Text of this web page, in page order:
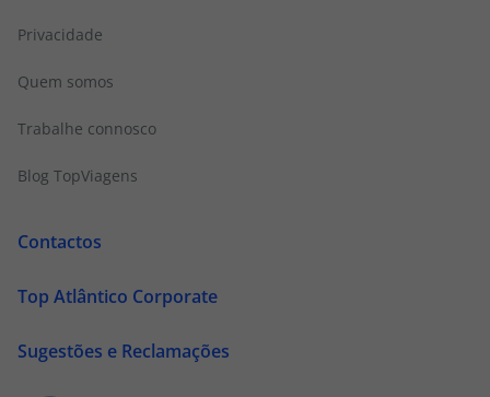
Privacidade
Quem somos
Trabalhe connosco
Blog TopViagens
Contactos
Top Atlântico Corporate
Sugestões e Reclamações